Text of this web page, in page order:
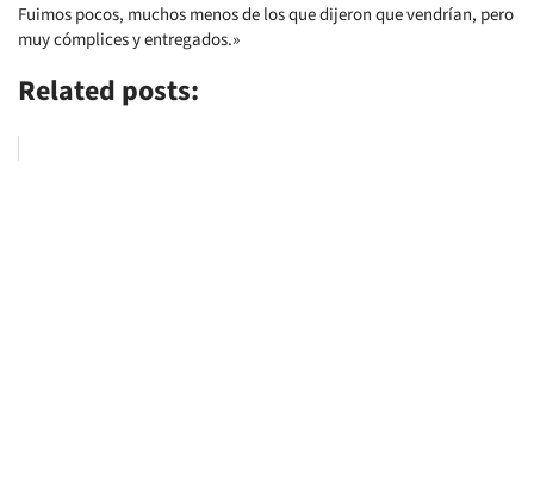
Fuimos pocos, muchos menos de los que dijeron que vendrían, pero
muy cómplices y entregados.»
Related posts: